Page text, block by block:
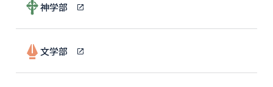
神学部
文学部